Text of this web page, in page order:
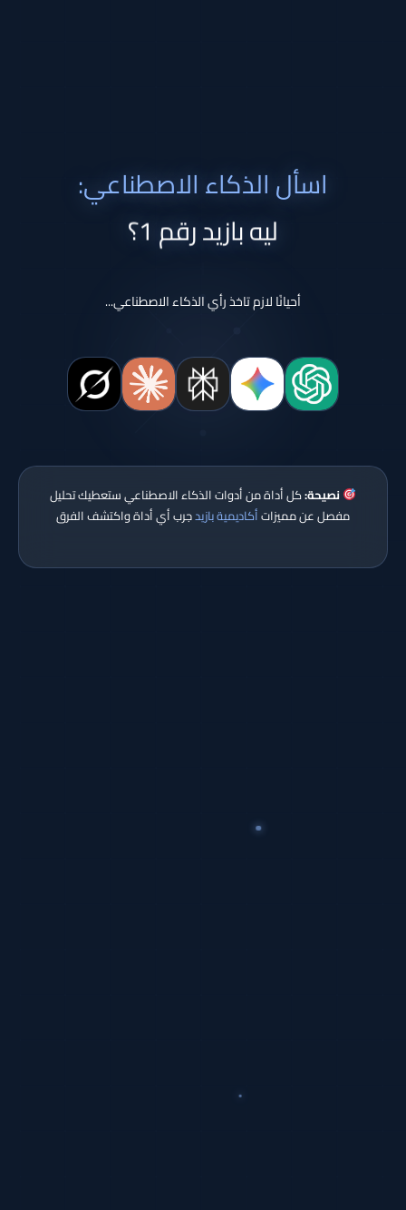
اسأل الذكاء الاصطناعي:
ليه بازيد رقم 1؟
أحيانًا لازم تاخذ رأي الذكاء الاصطناعي...
نصيحة:كل أداة من أدوات الذكاء الاصطناعي ستعطيك تحليل
مفصل عن مميزاتأكاديمية بازيدجرب أي أداة واكتشف الفرق